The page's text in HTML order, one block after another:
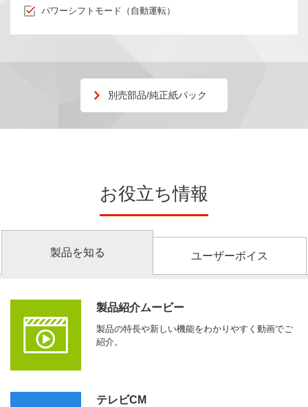
パワーシフトモード（自動運転）
別売部品/純正紙パック
お役立ち情報
製品を知る ユーザーボイス
製品紹介ムービー
製品の特長や新しい機能をわかりやすく動画でご
紹介。
テレビCM